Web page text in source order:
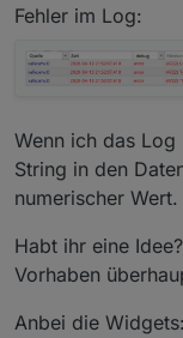
Fehler im Log:
Wenn ich das
String in den
numerischer Wert.
Habt ihr eine
Vorhaben
Anbei die Widgets: